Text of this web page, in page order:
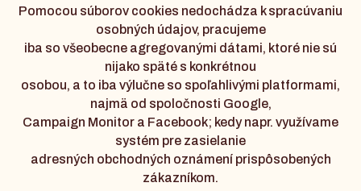
Pomocou súborov cookies nedochádza k spracúvaniu
osobných údajov, pracujeme
iba so všeobecne agregovanými dátami, ktoré nie sú
nijako späté s konkrétnou
osobou, a to iba výlučne so spoľahlivými platformami,
najmä od spoločnosti Google,
Campaign Monitor a Facebook; kedy napr. využívame
systém pre zasielanie
adresných obchodných oznámení prispôsobených
zákazníkom.